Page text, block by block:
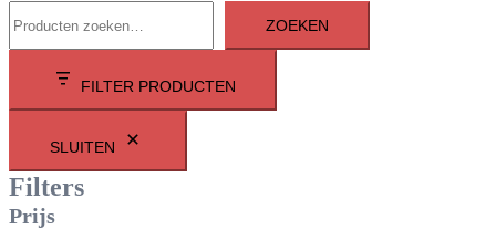
ZOEKEN
FILTER PRODUCTEN
SLUITEN
Filters
Prijs